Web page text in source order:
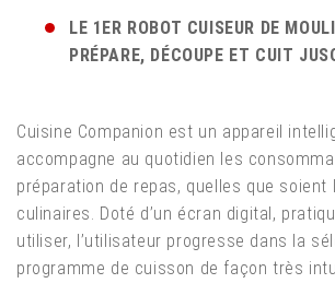
LE 1ER ROBOT CUISEUR DE
PRÉPARE, DÉCOUPE ET CUIT
Cuisine Companion est un appareil
accompagne au quotidien les
préparation de repas, quelles que soient
culinaires. Doté d’un écran digital,
utiliser, l’utilisateur progresse dans la
programme de cuisson de façon très